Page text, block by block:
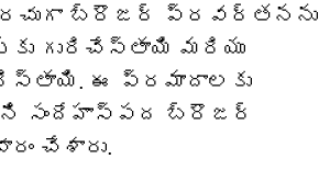
బ్రౌజర్ ప్రవర్తనను
గురిచేస్తాయి మరియు
ఈ ప్రమాదాలకు
సందేహాస్పద బ్రౌజర్
చేశారు.